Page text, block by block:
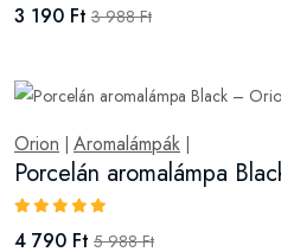
3 190 Ft 3 988 Ft
Orion Aromalámpák
Porcelán aromalámpa
4 790 Ft 5 988 Ft